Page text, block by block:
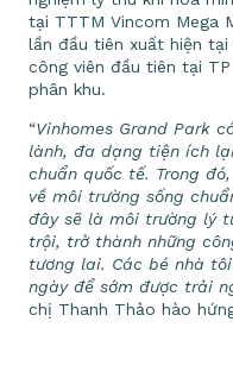
tại TTTM Vincom Mega
lần đầu tiên xuất hiện
công viên đầu tiên tại
phân khu.
“Vinhomes Grand Park
lành, đa dạng tiện ích
chuẩn quốc tế. Trong
về môi trường sống
đây sẽ là môi trường lý
trội, trở thành những
tương lai. Các bé nhà
ngày để sớm được trải
chị Thanh Thảo hào